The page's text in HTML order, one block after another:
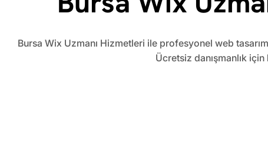
Bursa Wix Uzmanı Hizmetleri ile profesyonel web
Ücretsiz danışmanlık için